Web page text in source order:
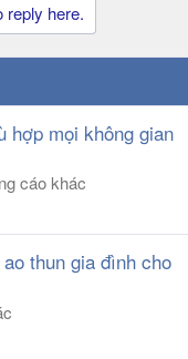
reply here.
hợp mọi không gian
cáo khác
thun gia đình cho